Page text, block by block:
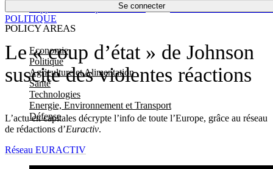
Se connecter
POLICY AREAS
Economie
Politique
Agriculture et Alimentation
Santé
Technologies
Energie, Environnement et Transport
Défense
Économie
Le « coup d’état » de Johnson
suscite des violentes réactions
L’actu en capitales décrypte l’info de toute l’Europe, grâce au réseau
de rédactions d’Euractiv.
POLITIQUE
Réseau EURACTIV